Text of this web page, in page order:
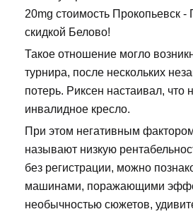
20mg стоимость Прокопьевск
скидкой Белово!
Такое отношение могло
турнира, после нескольких
потерь. Риксен настаивал, что
инвалидное кресло.
При этом негативным
называют низкую
без регистрации, можно
машинами, поражающими
необычностью сюжетов,